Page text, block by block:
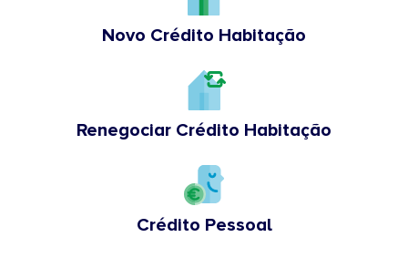
Novo Crédito Habitação
Renegociar Crédito Habitação
Crédito Pessoal